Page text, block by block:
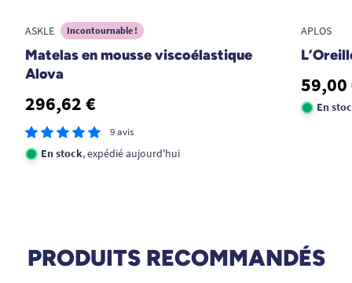
ASKLE Incontournable !
Matelas en mousse viscoélastique
Alova
296,62 €
9 avis
En stock, expédié aujourd'hui
APLOS
59,00
En
PRODUITS RECOMMANDÉS